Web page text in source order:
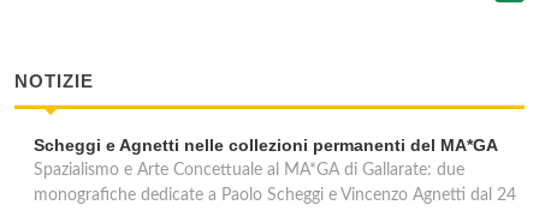
NOTIZIE
Scheggi e Agnetti nelle collezioni permanenti del MA*GA
Spazialismo e Arte Concettuale al MA*GA di Gallarate: due
monografiche dedicate a Paolo Scheggi e Vincenzo Agnetti dal 24